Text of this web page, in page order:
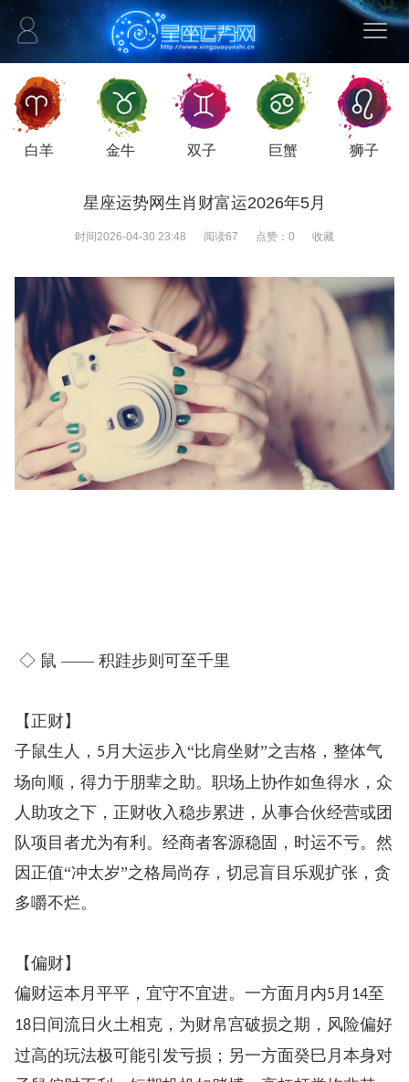
白羊 金牛 双子 巨蟹 狮子
星座运势网生肖财富运2026年5月
时间2026-04-30 23:48 阅读67 点赞： 0 收藏
◇ 鼠 —— 积跬步则可至千里
【正财】
子鼠生人， 5 月大运步入“比肩坐财”之吉格，整体气
场向顺，得力于朋辈之助。职场上协作如鱼得水，众
人助攻之下，正财收入稳步累进，从事合伙经营或团
队项目者尤为有利。经商者客源稳固，时运不亏。然
因正值“冲太岁”之格局尚存，切忌盲目乐观扩张，贪
多嚼不烂。
【偏财】
偏财运本月平平，宜守不宜进。一方面月内5 月 14至
18 日间流日火土相克，为财帛宫破损之期，风险偏好
过高的玩法极可能引发亏损；另一方面癸巳月本身对